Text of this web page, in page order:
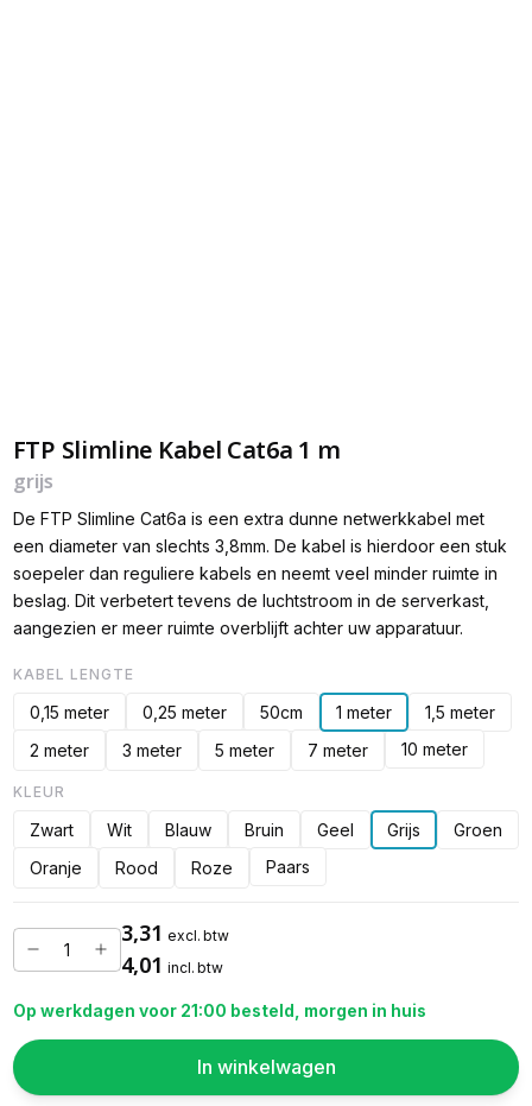
FTP Slimline Kabel Cat6a 1 m
grijs
De FTP Slimline Cat6a is een extra dunne netwerkkabel met
een diameter van slechts 3,8mm. De kabel is hierdoor een stuk
soepeler dan reguliere kabels en neemt veel minder ruimte in
beslag. Dit verbetert tevens de luchtstroom in de serverkast,
aangezien er meer ruimte overblijft achter uw apparatuur.
KABEL LENGTE
0,15 meter 0,25 meter 50cm 1 meter
1,5 meter
2 meter
3 meter 5 meter 7 meter 10 meter
KLEUR
Zwart Wit Blauw Bruin Geel Grijs
Groen
Oranje
Rood Roze Paars
3,31 excl. btw
4,01 incl. btw
Op werkdagen voor 21:00 besteld, morgen in huis
In winkelwagen